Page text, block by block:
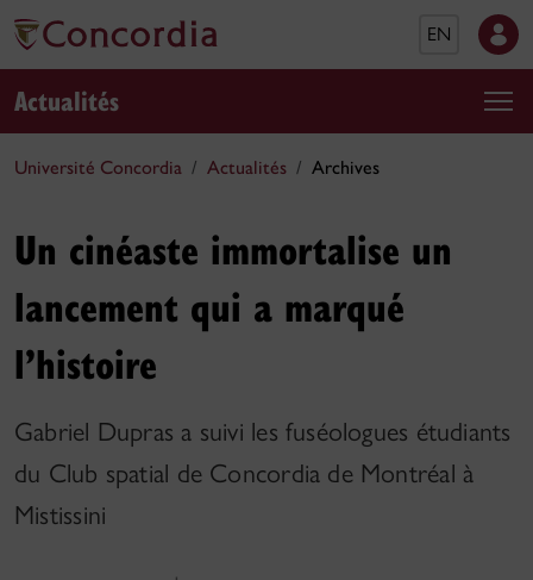
EN
Actualités
Université Concordia Actualités Archives
Un cinéaste immortalise un
lancement qui a marqué
l’histoire
Gabriel Dupras a suivi les fuséologues étudiants
du Club spatial de Concordia de Montréal à
Mistissini